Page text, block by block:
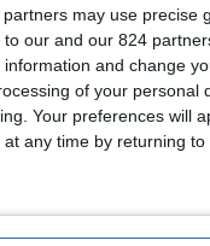
may use precise
to our and our 824
information and change
of your personal
Your preferences will
at any time by returning